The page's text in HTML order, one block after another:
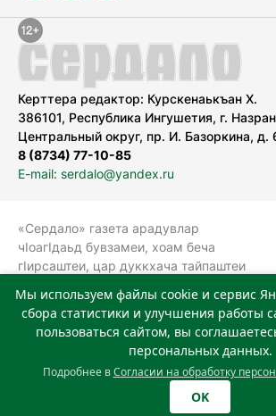
Керттера редактор: Курскенаькъан Х.
386101, Республика Ингушетия, г.
Центральный округ, пр. И. Базоркина, д.
8 (8734) 77-10-85
E-mail: serdalo@yandex.ru
«Сердало» газета арадувлар
чIоагIдаьд бувзамеи, хоам беча
гIирсаштеи, цар дуккхача тайпаштеи
болхлоша (Роскомнадзор).
Реестровая запись СМИ: ЭЛ № ФС 77-
78323 от 15.05.2020 г. Учредитель:
Государственное автономное
учреждение «Издательский дом
Мы используем файлы cookie и сервис
сбора статистики и улучшения работы
пользоваться сайтом, вы
персональных данных.
Подробнее вСогласии на обработку
OK